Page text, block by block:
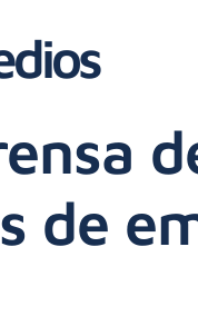
de